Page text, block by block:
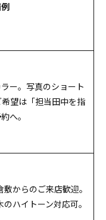
ー。写真のショート
望は「担当田中を指
へ。
からのご来店歓迎。
ハイトーン対応可。